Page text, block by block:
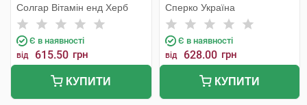
Солгар Вітамін енд Херб
Є в наявності
від 615.50 грн
КУПИТИ
Сперко Україна
Є в наявності
від 628.00 грн
КУПИТИ